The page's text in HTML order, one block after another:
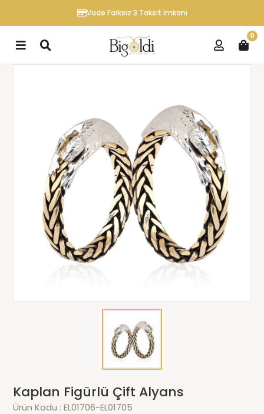
Vade Farksız 3 Taksit İmkanı
0
Kaplan Figürlü Çift Alyans
Ürün Kodu :EL01706-EL01705